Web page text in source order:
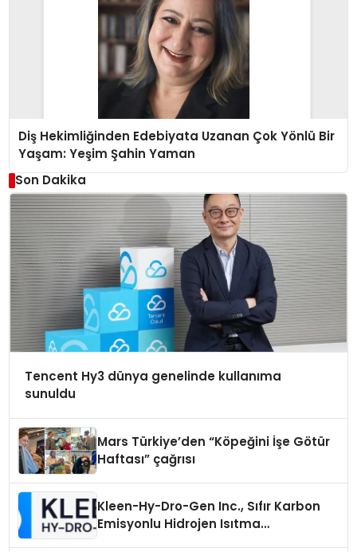
Diş Hekimliğinden Edebiyata Uzanan Çok Yönlü Bir
Yaşam: Yeşim Şahin Yaman
Son Dakika
Tencent Hy3 dünya genelinde kullanıma
sunuldu
Mars Türkiye’den “Köpeğini İşe Götür
Haftası” çağrısı
Kleen-Hy-Dro-Gen Inc., Sıfır Karbon
Emisyonlu Hidrojen Isıtma